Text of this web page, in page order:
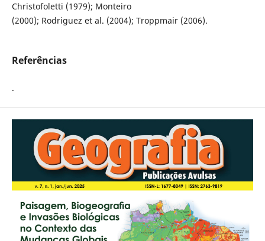
Christofoletti (1979); Monteiro
(2000); Rodriguez et al. (2004); Troppmair (2006).
Referências
.